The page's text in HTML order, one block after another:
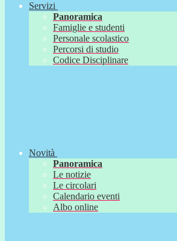
Servizi
Panoramica
Famiglie e studenti
Personale scolastico
Percorsi di studio
Codice Disciplinare
Novità
Panoramica
Le notizie
Le circolari
Calendario eventi
Albo online